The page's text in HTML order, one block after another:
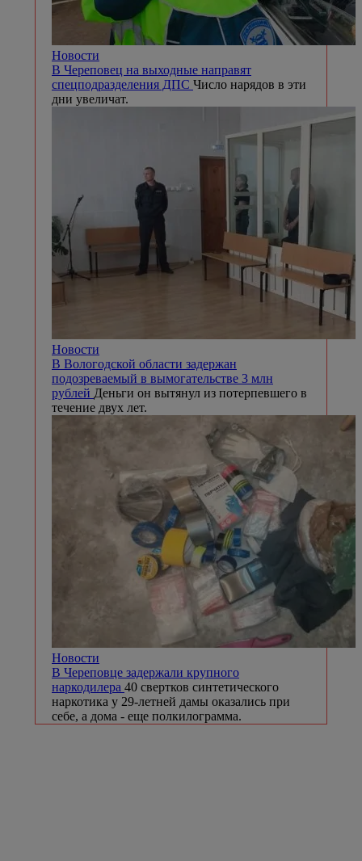
Новости
В Череповец на выходные направят
спецподразделения ДПС Число нарядов в эти
дни увеличат.
Новости
В Вологодской области задержан
подозреваемый в вымогательстве 3 млн
рублей Деньги он вытянул из потерпевшего в
течение двух лет.
Новости
В Череповце задержали крупного
наркодилера 40 свертков синтетического
наркотика у 29-летней дамы оказались при
себе, а дома - еще полкилограмма.